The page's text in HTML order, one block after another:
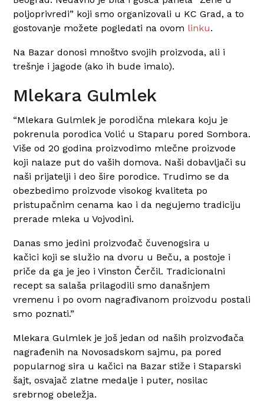
poljoprivredi” koji smo organizovali u KC Grad, a to
gostovanje možete pogledati na ovom linku.
Na Bazar donosi mnoštvo svojih proizvoda, ali i
trešnje i jagode (ako ih bude imalo).
Mlekara Gulmlek
“Mlekara Gulmlek je porodična mlekara koju je
pokrenula porodica Volić u Staparu pored Sombora.
Više od 20 godina proizvodimo mlečne proizvode
koji nalaze put do vaših domova. Naši dobavljači su
naši prijatelji i deo šire porodice. Trudimo se da
obezbedimo proizvode visokog kvaliteta po
pristupačnim cenama kao i da negujemo tradiciju
prerade mleka u Vojvodini.
Danas smo jedini proizvođač čuvenogsira u
kačici koji se služio na dvoru u Beču, a postoje i
priče da ga je jeo i Vinston Čerčil. Tradicionalni
recept sa salaša prilagodili smo današnjem
vremenu i po ovom nagrađivanom proizvodu postali
smo poznati.”
Mlekara Gulmlek je još jedan od naših proizvođača
nagrađenih na Novosadskom sajmu, pa pored
popularnog sira u kačici na Bazar stiže i Staparski
šajt, osvajač zlatne medalje i puter, nosilac
srebrnog obeležja.